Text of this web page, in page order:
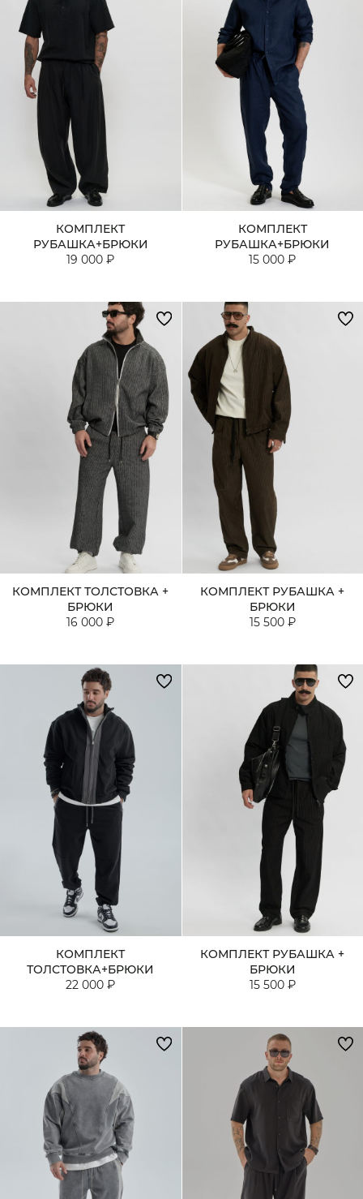
КОМПЛЕКТ
РУБАШКА+БРЮКИ
19 000 ₽
КОМПЛЕКТ
РУБАШКА+БРЮКИ
15 000 ₽
КОМПЛЕКТ ТОЛСТОВКА +
БРЮКИ
16 000 ₽
КОМПЛЕКТ РУБАШКА +
БРЮКИ
15 500 ₽
КОМПЛЕКТ
ТОЛСТОВКА+БРЮКИ
22 000 ₽
КОМПЛЕКТ РУБАШКА +
БРЮКИ
15 500 ₽